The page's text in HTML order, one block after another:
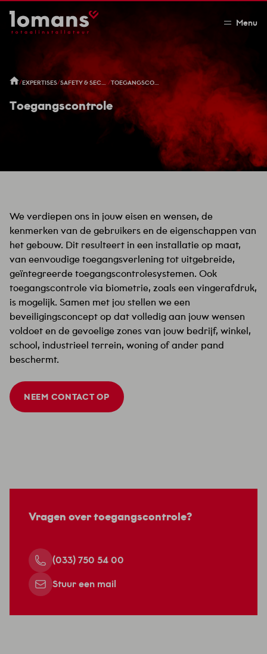
Menu
/EXPERTISES/ SAFETY & SECURITY / TOEGANGSCONTROLE
Toegangscontrole
We verdiepen ons in jouw eisen en wensen, de
kenmerken van de gebruikers en de eigenschappen van
het gebouw. Dit resulteert in een installatie op maat,
van eenvoudige toegangsverlening tot uitgebreide,
geïntegreerde toegangscontrolesystemen. Ook
toegangscontrole via biometrie, zoals een vingerafdruk,
is mogelijk. Samen met jou stellen we een
beveiligingsconcept op dat volledig aan jouw wensen
voldoet en de gevoelige zones van jouw bedrijf, winkel,
school, industrieel terrein, woning of ander pand
beschermt.
NEEM CONTACT OP
Vragen over toegangscontrole?
(033) 750 54 00
Stuur een mail